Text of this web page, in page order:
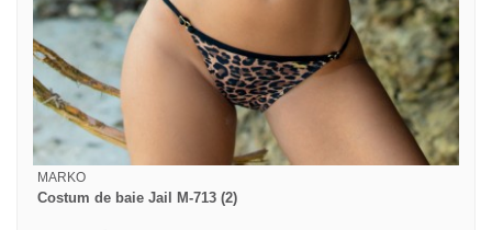
MARKO
Costum de baie Jail M-713 (2)